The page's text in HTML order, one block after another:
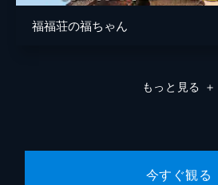
福福荘の福ちゃん
もっと見る ＋
今すぐ観る